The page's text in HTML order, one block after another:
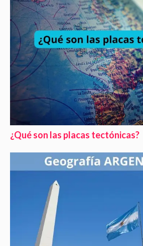
¿Qué son las placas tectónicas?